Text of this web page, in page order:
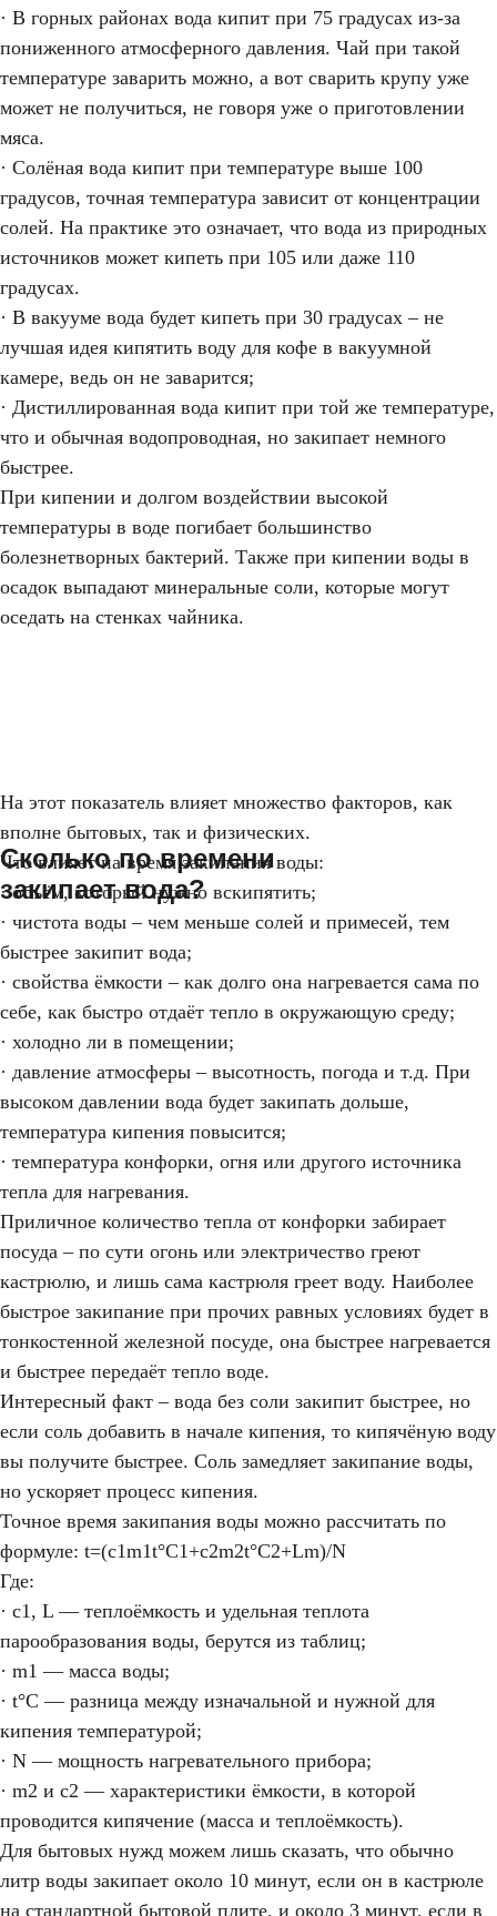
· В горных районах вода кипит при 75 градусах из-за
пониженного атмосферного давления. Чай при такой
температуре заварить можно, а вот сварить крупу уже
может не получиться, не говоря уже о приготовлении
мяса.
· Солёная вода кипит при температуре выше 100
градусов, точная температура зависит от концентрации
солей. На практике это означает, что вода из природных
источников может кипеть при 105 или даже 110
градусах.
· В вакууме вода будет кипеть при 30 градусах – не
лучшая идея кипятить воду для кофе в вакуумной
камере, ведь он не заварится;
· Дистиллированная вода кипит при той же температуре,
что и обычная водопроводная, но закипает немного
быстрее.
При кипении и долгом воздействии высокой
температуры в воде погибает большинство
болезнетворных бактерий. Также при кипении воды в
осадок выпадают минеральные соли, которые могут
оседать на стенках чайника.
Сколько по времени
закипает вода?
На этот показатель влияет множество факторов, как
вполне бытовых, так и физических.
Что влияет на время закипания воды:
· объём, который нужно вскипятить;
· чистота воды – чем меньше солей и примесей, тем
быстрее закипит вода;
· свойства ёмкости – как долго она нагревается сама по
себе, как быстро отдаёт тепло в окружающую среду;
· холодно ли в помещении;
· давление атмосферы – высотность, погода и т.д. При
высоком давлении вода будет закипать дольше,
температура кипения повысится;
· температура конфорки, огня или другого источника
тепла для нагревания.
Приличное количество тепла от конфорки забирает
посуда – по сути огонь или электричество греют
кастрюлю, и лишь сама кастрюля греет воду. Наиболее
быстрое закипание при прочих равных условиях будет в
тонкостенной железной посуде, она быстрее нагревается
и быстрее передаёт тепло воде.
Интересный факт – вода без соли закипит быстрее, но
если соль добавить в начале кипения, то кипячёную воду
вы получите быстрее. Соль замедляет закипание воды,
но ускоряет процесс кипения.
Точное время закипания воды можно рассчитать по
формуле: t=(c1m1t°C1+c2m2t°C2+Lm)/N
Где:
· c1, L — теплоёмкость и удельная теплота
парообразования воды, берутся из таблиц;
· m1 — масса воды;
· t°C — разница между изначальной и нужной для
кипения температурой;
· N — мощность нагревательного прибора;
· m2 и c2 — характеристики ёмкости, в которой
проводится кипячение (масса и теплоёмкость).
Для бытовых нужд можем лишь сказать, что обычно
литр воды закипает около 10 минут, если он в кастрюле
на стандартной бытовой плите, и около 3 минут, если в